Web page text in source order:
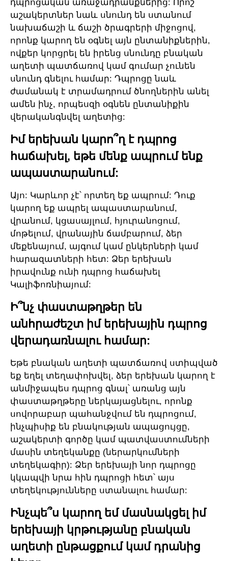
դպրոցական առաջադրանքներից: Որոշ
աշակերտներ նաև սնունդ են ստանում
նախաճաշի և ճաշի ծրագրերի միջոցով,
որոնք կարող են օգնել այն ընտանիքներին,
ովքեր կորցրել են իրենց սնունդը բնական
աղետի պատճառով կամ գումար չունեն
սնունդ գնելու համար: Դպրոցը նաև
ժամանակ է տրամադրում ծնողներին անել
ամեն ինչ, որպեսզի օգնեն ընտանիքին
վերականգնվել աղետից:
Իմ երեխան կարո՞ղ է դպրոց
հաճախել, եթե մենք ապրում ենք
ապաստարանում:
Այո: Կարևոր չէ՝ որտեղ եք ապրում: Դուք
կարող եք ապրել ապաստարանում,
վրանում, կցասայլում, հյուրանոցում,
մոթելում, վրանային ճամբարում, ձեր
մեքենայում, այգում կամ ընկերների կամ
հարազատների հետ: Ձեր երեխան
իրավունք ունի դպրոց հաճախել
Կալիֆոռնիայում:
Ի՞նչ փաստաթղթեր են
անհրաժեշտ իմ երեխային դպրոց
վերադառնալու համար:
Եթե բնական աղետի պատճառով ստիպված
եք եղել տեղափոխվել, ձեր երեխան կարող է
անմիջապես դպրոց գնալ՝ առանց այն
փաստաթղթերը ներկայացնելու, որոնք
սովորաբար պահանջվում են դպրոցում,
ինչպիսիք են բնակության ապացույցը,
աշակերտի գործը կամ պատվաստումների
մասին տեղեկանքը (ներարկումների
տեղեկագիր): Ձեր երեխայի նոր դպրոցը
կկապվի նրա հին դպրոցի հետ՝ այս
տեղեկությունները ստանալու համար:
Ինչպե՞ս կարող եմ մասնակցել իմ
երեխայի կրթությանը բնական
աղետի ընթացքում կամ դրանից